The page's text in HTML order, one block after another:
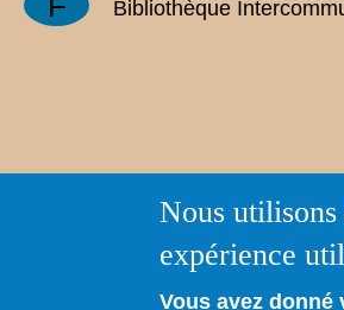
Bibliothèque
Nous
expérience
Vous avez